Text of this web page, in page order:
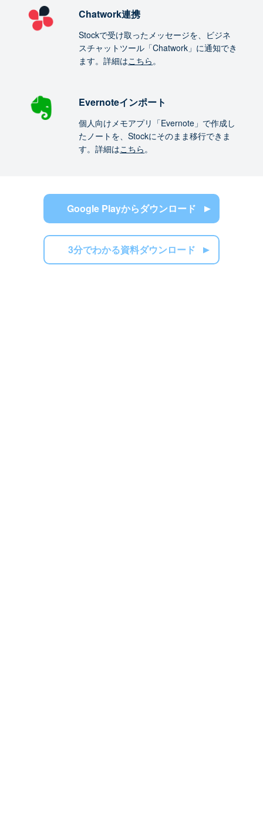
Chatwork連携
Stockで受け取ったメッセージを、ビジネ
スチャットツール「Chatwork」に通知でき
ます。詳細はこちら。
Evernoteインポート
個人向けメモアプリ「Evernote」で作成し
たノートを、Stockにそのまま移行できま
す。詳細はこちら。
Google Playからダウンロード
3分でわかる資料ダウンロード